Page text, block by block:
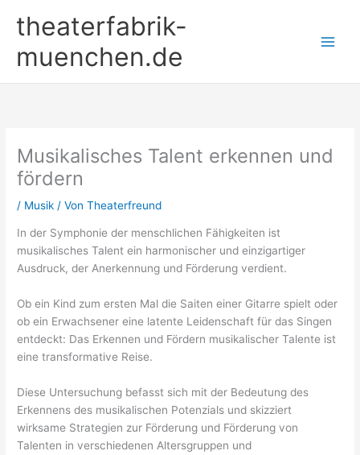
Inhalttheaterfabrik-
muenchen.de
Musikalisches Talent erkennen und
fördern
/ Musik / VonTheaterfreund
In der Symphonie der menschlichen Fähigkeiten ist
musikalisches Talent ein harmonischer und einzigartiger
Ausdruck, der Anerkennung und Förderung verdient.
Ob ein Kind zum ersten Mal die Saiten einer Gitarre spielt oder
ob ein Erwachsener eine latente Leidenschaft für das Singen
entdeckt: Das Erkennen und Fördern musikalischer Talente ist
eine transformative Reise.
Diese Untersuchung befasst sich mit der Bedeutung des
Erkennens des musikalischen Potenzials und skizziert
wirksame Strategien zur Förderung und Förderung von
Talenten in verschiedenen Altersgruppen und